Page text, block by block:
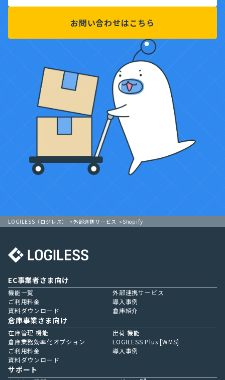
お問い合わせはこちら
LOGILESS（ロジレス） 外部連携サービス Shopify
EC事業者さま向け
機能一覧
外部連携サービス
ご利用料金
導入事例
資料ダウンロード
倉庫紹介
倉庫事業さま向け
在庫管理 機能
出荷 機能
倉庫業務効率化オプション
LOGILESS Plus [WMS]
ご利用料金
導入事例
資料ダウンロード
サポート